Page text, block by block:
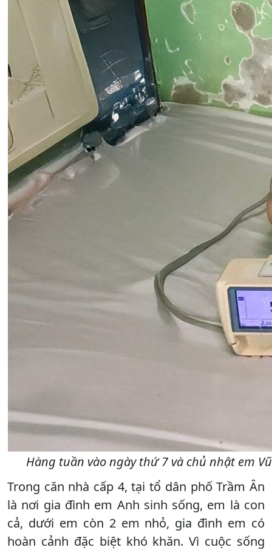
Hàng tuần vào ngày thứ 7 và chủ nhật em
Trong căn nhà cấp 4, tại tổ dân phố Trầm Ân
là nơi gia đình em Anh sinh sống, em là con
cả, dưới em còn 2 em nhỏ, gia đình em có
hoàn cảnh đặc biệt khó khăn. Vì cuộc sống